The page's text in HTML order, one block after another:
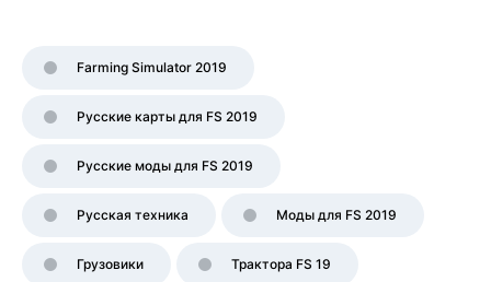
Farming Simulator 2019
Русские карты для FS 2019
Русские моды для FS 2019
Русская техника Моды для FS 2019
Грузовики Трактора FS 19